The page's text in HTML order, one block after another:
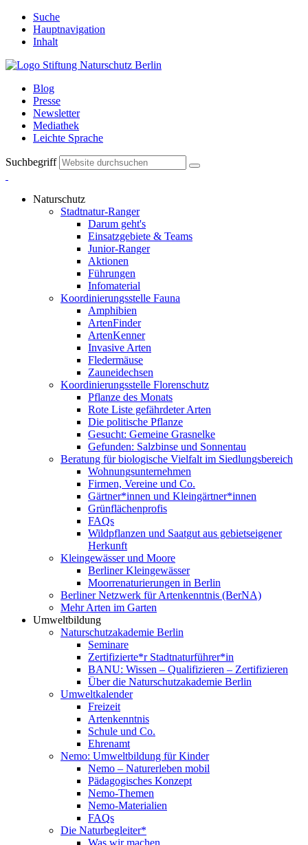
Suche
Hauptnavigation
Inhalt
Blog
Presse
Newsletter
Mediathek
Leichte Sprache
Suchbegriff
Naturschutz
Stadtnatur-Ranger
Darum geht's
Einsatzgebiete & Teams
Junior-Ranger
Aktionen
Führungen
Infomaterial
Koordinierungsstelle Fauna
Amphibien
ArtenFinder
ArtenKenner
Invasive Arten
Fledermäuse
Zauneidechsen
Koordinierungsstelle Florenschutz
Pflanze des Monats
Rote Liste gefährdeter Arten
Die politische Pflanze
Gesucht: Gemeine Grasnelke
Gefunden: Salzbinse und Sonnentau
Beratung für biologische Vielfalt im Siedlungsbereich
Wohnungsunternehmen
Firmen, Vereine und Co.
Gärtner*innen und Kleingärtner*innen
Grünflächenprofis
FAQs
Wildpflanzen und Saatgut aus gebietseigener
Herkunft
Kleingewässer und Moore
Berliner Kleingewässer
Moorrenaturierungen in Berlin
Berliner Netzwerk für Artenkenntnis (BerNA)
Mehr Arten im Garten
Umweltbildung
Naturschutzakademie Berlin
Seminare
Zertifizierte*r Stadtnaturführer*in
BANU: Wissen – Qualifizieren – Zertifizieren
Über die Naturschutzakademie Berlin
Umweltkalender
Freizeit
Artenkenntnis
Schule und Co.
Ehrenamt
Nemo: Umweltbildung für Kinder
Nemo – Naturerleben mobil
Pädagogisches Konzept
Nemo-Themen
Nemo-Materialien
FAQs
Die Naturbegleiter*
Was wir machen